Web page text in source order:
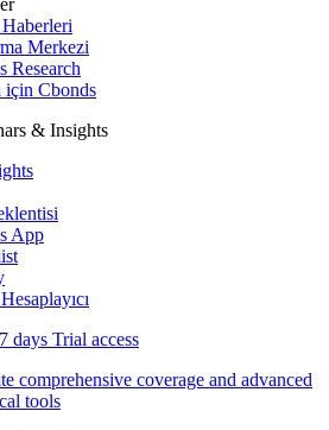
Merkezi
Research
için Cbonds
& Insights
App
7 days Trial access
comprehensive coverage and advanced
tools